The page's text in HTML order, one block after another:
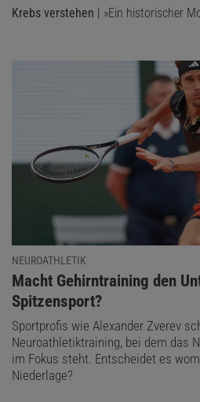
Krebs verstehen | »Ein historischer
NEUROATHLETIK
:
Macht Gehirntraining den
Spitzensport?
Sportprofis wie Alexander Zverev
Neuroathletiktraining, bei dem das
im Fokus steht. Entscheidet es
Niederlage?